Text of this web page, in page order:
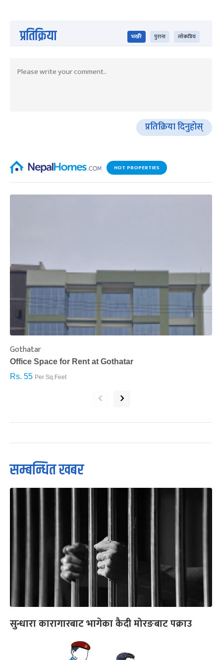
प्रतिक्रिया भर्खरै पुराना लोकप्रिय
प्रतिक्रिया दिनुहोस्
HOT PROPERTIES
Gothatar
Office Space for Rent at Gothatar
Rs. 55 Per Sq.Feet
‹ ›
सम्बन्धित खबर
सुन्धारा कारागारबाट भागेका कैदी मोरङबाट पक्राउ